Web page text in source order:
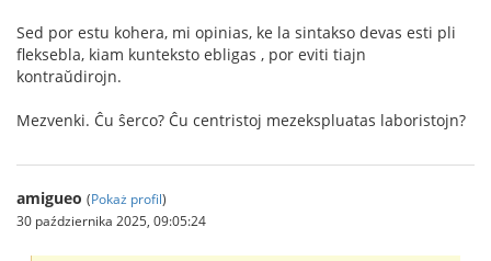
Sed por estu kohera, mi opinias, ke la sintakso devas esti pli
fleksebla, kiam kunteksto ebligas , por eviti tiajn
kontraŭdirojn.
Mezvenki. Ĉu ŝerco? Ĉu centristoj mezekspluatas laboristojn?
amigueo (Pokaż profil)
30 października 2025, 09:05:24